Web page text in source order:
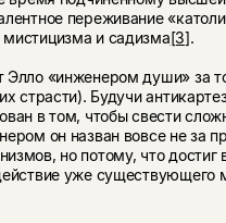
переживание
и садизма[3].
Элло «инженером души» за
страсти). Будучи
в том, чтобы свести
он назван вовсе не за
но потому, что достиг
уже существующего